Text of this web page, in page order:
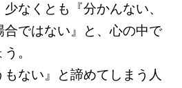
なくとも『分かんない、
合ではない』と、心の中で
。
ない』と諦めてしまう人